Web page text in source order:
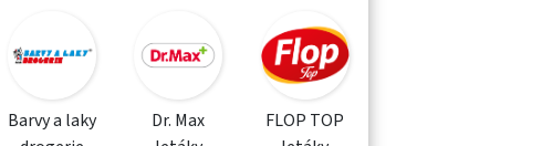
Barvy a laky
Dr. Max
FLOP TOP